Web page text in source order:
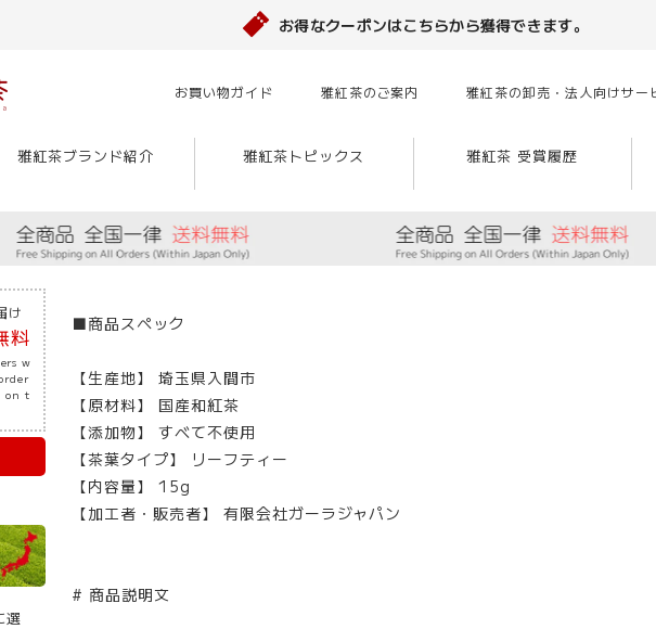
お得なクーポンはこちらから獲得できます。
お買い物ガイド 雅紅茶のご案内 雅紅茶の卸売・法人向けサー
雅紅茶ブランド紹介 雅紅茶トピックス 雅紅茶 受賞履歴
け
料
w
on t
選
■商品スペック
【生産地】 埼玉県入間市
【原材料】 国産和紅茶
【添加物】 すべて不使用
【茶葉タイプ】 リーフティー
【内容量】 15g
【加工者・販売者】 有限会社ガーラジャパン
# 商品説明文